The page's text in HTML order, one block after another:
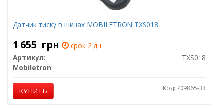
Датчик тиску в шинах MOBILETRON TXS018
1 655 грн
срок 2 дн.
Артикул:
TXS018
Mobiletron
КУПИТЬ Код: 709865-33